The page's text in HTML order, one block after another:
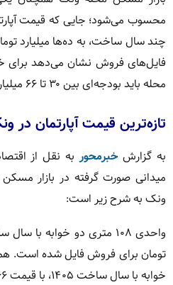
محسوب می‌شود؛ جایی که قیمت
چند سال ساخت، به ده‌ها میلیارد
فایل‌های فروش نشان می‌دهد برای
محله باید بودجه‌ای بین ۳۰ تا ۶۶ میلیارد تومان در نظر گرفت.
تازه‌ترین قیمت آپارتمان در
به گزارشخبرمحور به نقل از
میدانی صورت گرفته در بازار
ونک به شرح زیر است:
خوابه با سال ساخت ۱۴۰۵، با قیمت ۶۶ میلیارد تومان معامله می‌شود.